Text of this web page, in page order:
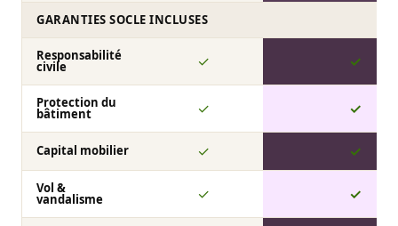
GARANTIES SOCLE INCLUSES
Responsabilité
civile ✓ ✓
Protection du
bâtiment ✓ ✓
Capital mobilier ✓ ✓
Vol &
vandalisme ✓ ✓